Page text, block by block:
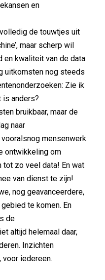
en
de touwtjes uit
maar scherp wil
en kwaliteit van de data
uitkomsten nog steeds
Zie ik
is anders?
bruikbaar, maar de
naar
mensenwerk.
ontwikkeling om
tot zo veel data! En wat
van dienst te zijn!
nog geavanceerdere,
te komen. En
de
altijd helemaal daar,
Inzichten
iedereen.